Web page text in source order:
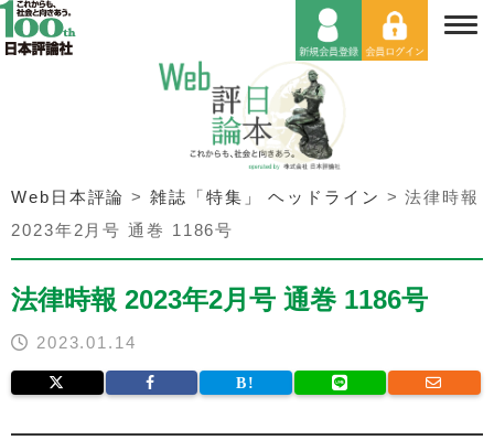
Web日本評論 >雑誌「特集」 ヘッドライン >法律時報
2023年2月号 通巻 1186号
法律時報 2023年2月号 通巻 1186号
2023.01.14